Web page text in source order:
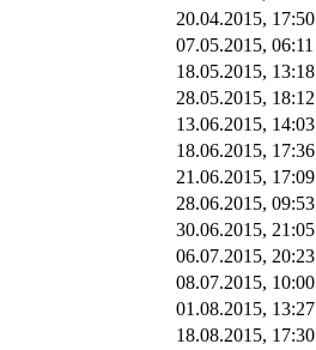
20.04.2015, 17:50
07.05.2015, 06:11
18.05.2015, 13:18
28.05.2015, 18:12
13.06.2015, 14:03
18.06.2015, 17:36
21.06.2015, 17:09
28.06.2015, 09:53
30.06.2015, 21:05
06.07.2015, 20:23
08.07.2015, 10:00
01.08.2015, 13:27
18.08.2015, 17:30